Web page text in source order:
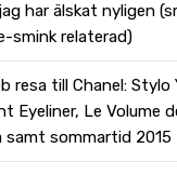
har älskat nyligen
smink relaterad)
resa till Chanel: Stylo
Eyeliner, Le Volume
samt sommartid 2015